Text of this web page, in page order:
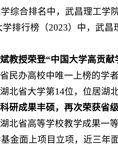
综合排名中，武昌理工学
排行榜（2023）中，武
教授荣登“中国大学高贡献
民办高校中唯一上榜的学
北省大学第14位，位居湖
研成果丰硕，再次荣获省
北省高等学校教学成果一
金面上项目立项，近三年